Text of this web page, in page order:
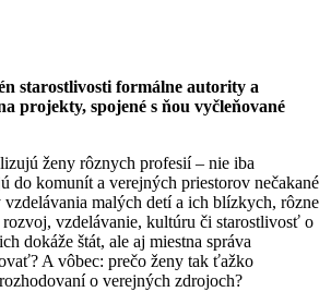
starostlivosti formálne autority a
projekty, spojené s ňou vyčleňované
ženy rôznych profesií – nie iba
do komunít a verejných priestorov nečakané
malých detí a ich blízkych, rôzne
vzdelávanie, kultúru či starostlivosť o
dokáže štát, ale aj miestna správa
A vôbec: prečo ženy tak ťažko
o verejných zdrojoch?